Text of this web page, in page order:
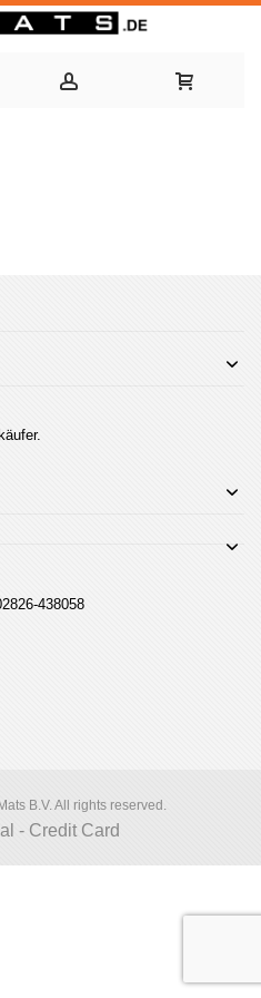
438058
B.V. All rights reserved.
- Credit Card